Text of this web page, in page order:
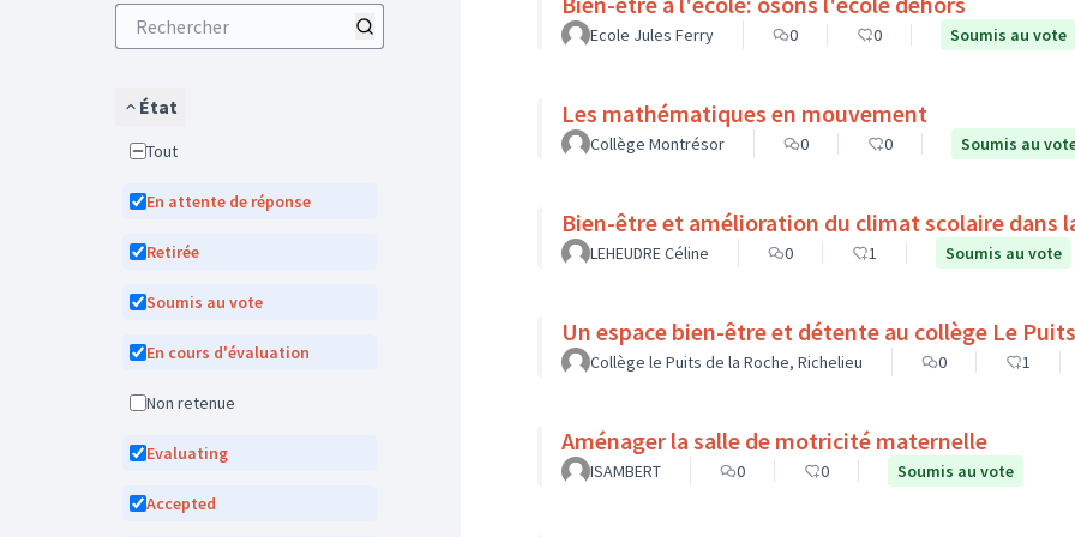
État
Tout
En attente de réponse
Retirée
Soumis au vote
En cours d'évaluation
Non retenue
Evaluating
Accepted
Ecole Jules Ferry 0 0 Soumis au vote
Les mathématiques en mouvement
Collège Montrésor 0 0 Soumis au
Bien-être et amélioration du climat scolaire dans
LEHEUDRE Céline 0 1 Soumis au vote
Un espace bien-être
Collège le Puits de la Roche, Richelieu 0 1
Aménager la salle de motricité maternelle
ISAMBERT 0 0 Soumis au vote